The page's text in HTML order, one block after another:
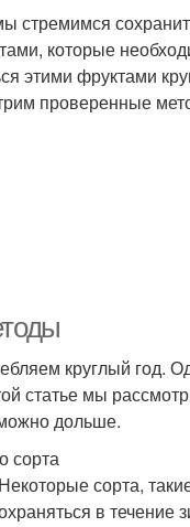
стремимся
которые
этими фруктами
проверенные
круглый год.
статье мы
дольше.
сорта
сорта,
в течение